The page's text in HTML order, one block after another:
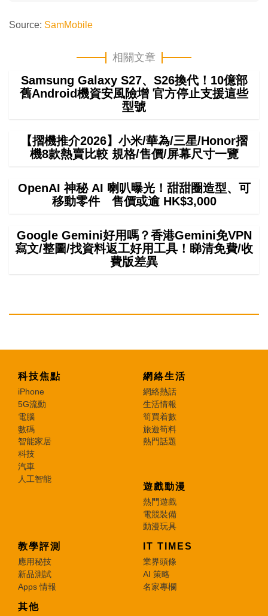
Source: SamMobile
相關文章
Samsung Galaxy S27、S26換代！10億部
舊Android機資安風險增 官方停止支援這些
型號
【摺機推介2026】小米/華為/三星/Honor摺
機8款熱賣比較 規格/售價/屏幕尺寸一覽
OpenAI 神秘 AI 喇叭曝光！甜甜圈造型、可
移動零件 售價或逾 HK$3,000
Google Gemini好用嗎？香港Gemini免VPN
寫文/整圖/找資料返工好用工具！睇清免費/收
費版差異
科技焦點
iPhone
5G流動
電腦
數碼
智能家居
科技
汽車
人工智能
網絡生活
網絡熱話
生活情報
筍買着數
旅遊筍料
熱門話題
遊戲動漫
熱門遊戲
電競裝備
動漫玩具
教學評測
應用秘技
新品測試
Apps 情報
IT TIMES
業界頭條
AI 策略
名家專欄
其他